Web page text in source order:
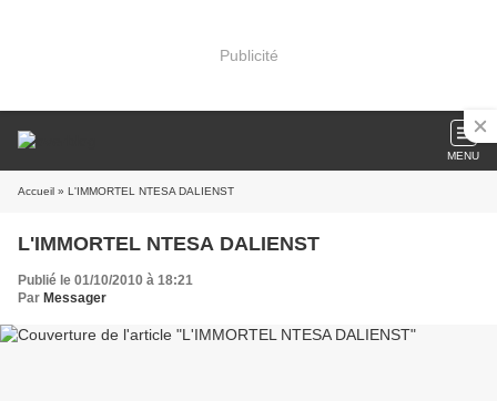
Publicité
MENU
Accueil » L'IMMORTEL NTESA DALIENST
L'IMMORTEL NTESA DALIENST
Publié le 01/10/2010 à 18:21
Par Messager